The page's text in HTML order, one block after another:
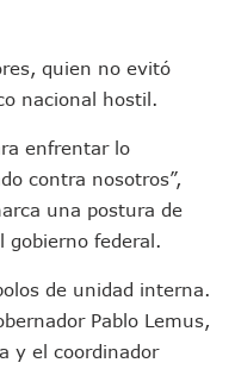
Luévanos Competirá En El
Exponen Queja De Vialidades A
Función De “La Odisea” En
A Puerto Vallarta Con
Las Tradicionales Paseadas
Lluvias Muy Fuertes En
En El Tuito Permanecerá Un Año
A La Final Del Mundial 2026 Entre
Macroalga En Playa De
De Clavados Zapopan 2026 En El
quien no evitó
nacional hostil.
enfrentar lo
contra nosotros”,
una postura de
gobierno federal.
de unidad interna.
Pablo Lemus,
y el coordinador